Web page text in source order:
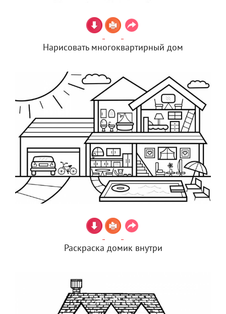
Нарисовать многоквартирный дом
Раскраска домик внутри